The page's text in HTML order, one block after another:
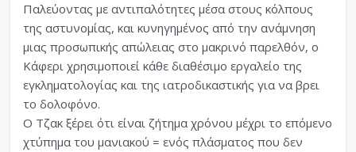
Παλεύοντας με αντιπαλότητες μέσα στους κόλπους
της αστυνομίας, και κυνηγημένος από την ανάμνηση
μιας προσωπικής απώλειας στο μακρινό παρελθόν, ο
Κάφερι χρησιμοποιεί κάθε διαθέσιμο εργαλείο της
εγκληματολογίας και της ιατροδικαστικής για να βρει
το δολοφόνο.
Ο Τζακ ξέρει ότι είναι ζήτημα χρόνου μέχρι το επόμενο
χτύπημα του μανιακού = ενός πλάσματος που δεν